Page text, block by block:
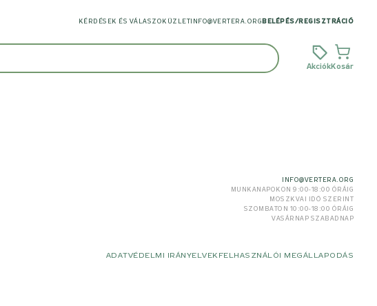
KÉRDÉSEK ÉS VÁLASZOK ÜZLET INFO@VERTERA.ORG BELÉPÉS/ REGISZTRÁCIÓ
AkciókKosár
INFO@VERTERA.ORG
MUNKANAPOKON 9:00-18:00 ÓRÁIG
MOSZKVAI IDŐ SZERINT
SZOMBATON 10:00-18:00 ÓRÁIG
VASÁRNAP SZABADNAP
ADATVÉDELMI IRÁNYELVEK FELHASZNÁLÓI MEGÁLLAPODÁS